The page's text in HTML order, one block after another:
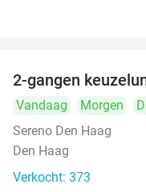
2-gangen
Vandaag Morgen
Sereno Den Haag
Den Haag
Verkocht: 373